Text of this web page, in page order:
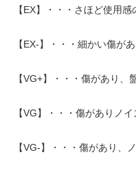
【EX】・・・さほど使用
【EX-】・・・細かい傷が
【VG+】・・・傷があり
【VG】・・・傷がありノ
【VG-】・・・傷があり、